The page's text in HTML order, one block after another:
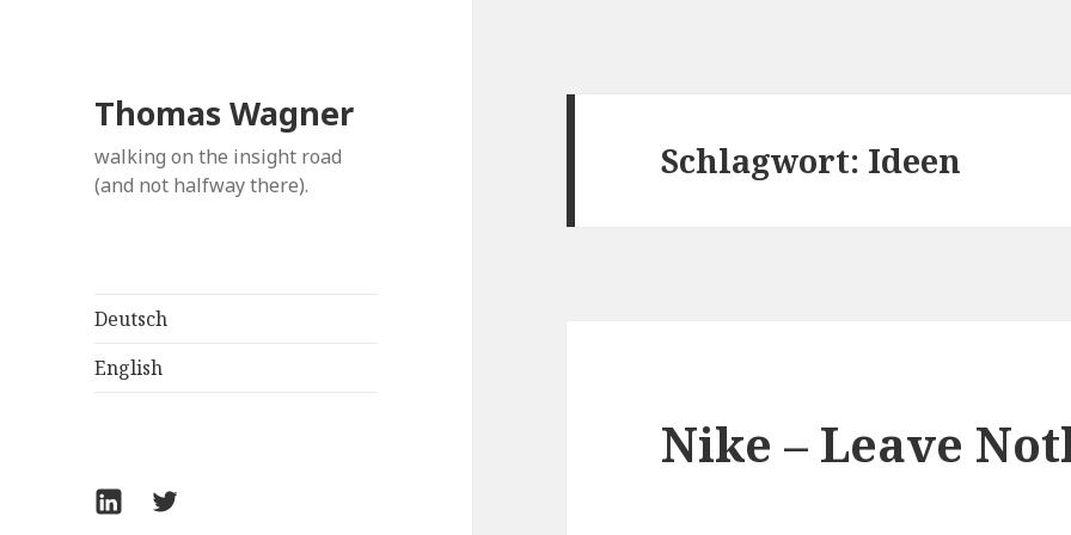
Thomas Wagner
walking on the insight road
(and not halfway there).
Deutsch
English
LinkedInTwitter
Schlagwort: Ideen
Nike – Leave